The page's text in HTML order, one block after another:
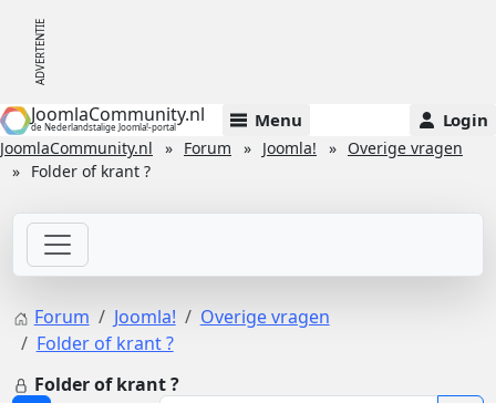
JoomlaCommunity.nl
de Nederlandstalige Joomla!-portal Menu Login
JoomlaCommunity.nl Forum Joomla!
Overige vragen
Folder of krant ?
Forum Joomla!
Overige vragen
Folder of krant ?
Folder of krant ?